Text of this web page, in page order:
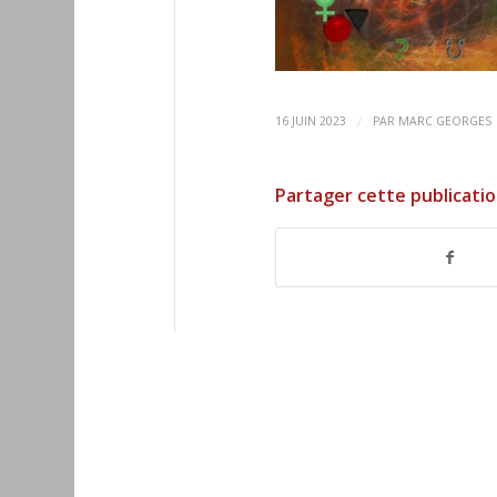
16 JUIN 2023 / PAR MARC GEORGES
Partager cette